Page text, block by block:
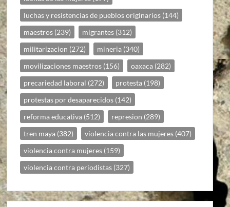
luchas y resistencias de pueblos originarios (144)
maestros (239) migrantes (312)
militarizacion (272) mineria (340)
movilizaciones maestros (156) oaxaca (282)
precariedad laboral (272) protesta (198)
protestas por desaparecidos (142)
reforma educativa (512) represion (289)
tren maya (382) violencia contra las mujeres (407)
violencia contra mujeres (159)
violencia contra periodistas (327)